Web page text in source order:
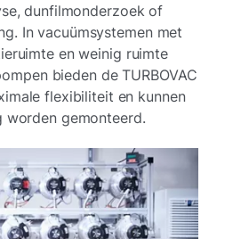
dunfilmonderzoek of
In vacuümsystemen met
en weinig ruimte
bieden de TURBOVAC
flexibiliteit en kunnen
worden gemonteerd.